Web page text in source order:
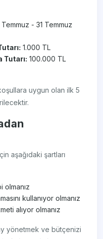
Temmuz - 31 Temmuz
1.000 TL
Tutarı: 100.000 TL
uygun olan ilk 5
aşağıdaki şartları
olmanız
kullanıyor olmanız
alıyor olmanız
yönetmek ve bütçenizi